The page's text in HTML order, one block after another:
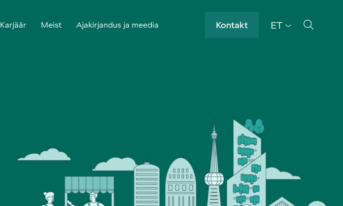
Karjäär Meist Ajakirjandus ja meedia Kontakt ET